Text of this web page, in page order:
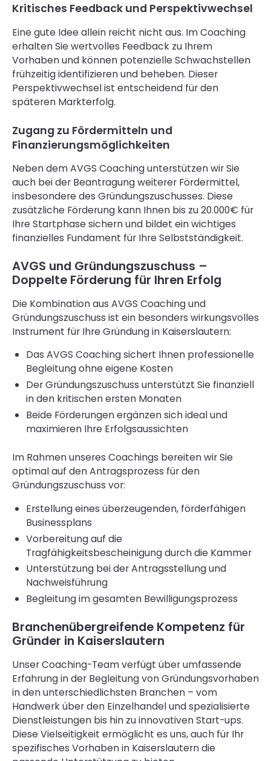
Kritisches Feedback und Perspektivwechsel
Eine gute Idee allein reicht nicht aus. Im Coaching
erhalten Sie wertvolles Feedback zu Ihrem
Vorhaben und können potenzielle Schwachstellen
frühzeitig identifizieren und beheben. Dieser
Perspektivwechsel ist entscheidend für den
späteren Markterfolg.
Zugang zu Fördermitteln und
Finanzierungsmöglichkeiten
Neben dem AVGS Coaching unterstützen wir Sie
auch bei der Beantragung weiterer Fördermittel,
insbesondere des Gründungszuschusses. Diese
zusätzliche Förderung kann Ihnen bis zu 20.000€ für
Ihre Startphase sichern und bildet ein wichtiges
finanzielles Fundament für Ihre Selbstständigkeit.
AVGS und Gründungszuschuss –
Doppelte Förderung für Ihren Erfolg
Die Kombination aus AVGS Coaching und
Gründungszuschuss ist ein besonders wirkungsvolles
Instrument für Ihre Gründung in Kaiserslautern:
Das AVGS Coaching sichert Ihnen professionelle
Begleitung ohne eigene Kosten
Der Gründungszuschuss unterstützt Sie finanziell
in den kritischen ersten Monaten
Beide Förderungen ergänzen sich ideal und
maximieren Ihre Erfolgsaussichten
Im Rahmen unseres Coachings bereiten wir Sie
optimal auf den Antragsprozess für den
Gründungszuschuss vor:
Erstellung eines überzeugenden, förderfähigen
Businessplans
Vorbereitung auf die
Tragfähigkeitsbescheinigung durch die Kammer
Unterstützung bei der Antragsstellung und
Nachweisführung
Begleitung im gesamten Bewilligungsprozess
Branchenübergreifende Kompetenz für
Gründer in Kaiserslautern
Unser Coaching-Team verfügt über umfassende
Erfahrung in der Begleitung von Gründungsvorhaben
in den unterschiedlichsten Branchen – vom
Handwerk über den Einzelhandel und spezialisierte
Dienstleistungen bis hin zu innovativen Start-ups.
Diese Vielseitigkeit ermöglicht es uns, auch für Ihr
spezifisches Vorhaben in Kaiserslautern die